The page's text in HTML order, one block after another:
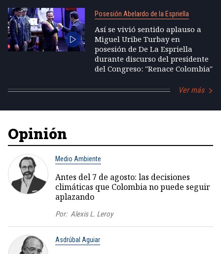
Posesión Abelardo de la Espriella
Así se vivió sentido aplauso a
Miguel Uribe Turbay en
posesión de De La Espriella
durante discurso del presidente
del Congreso: "Renace Colombia"
Ver más
Opinión
Medio Ambiente
Antes del 7 de agosto: las decisiones
climáticas que Colombia no puede seguir
aplazando
Por: Alexis L. Leroy
Asdrúbal Aguiar